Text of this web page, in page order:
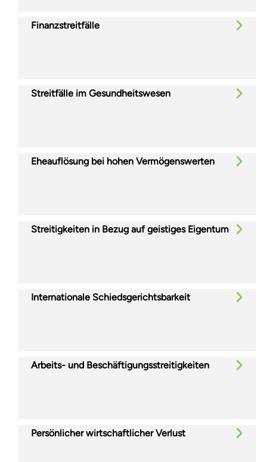
Finanzstreitfälle
Streitfälle im Gesundheitswesen
Eheauflösung bei hohen Vermögenswerten
Streitigkeiten in Bezug auf geistiges Eigentum
Internationale Schiedsgerichtsbarkeit
Arbeits- und Beschäftigungsstreitigkeiten
Persönlicher wirtschaftlicher Verlust